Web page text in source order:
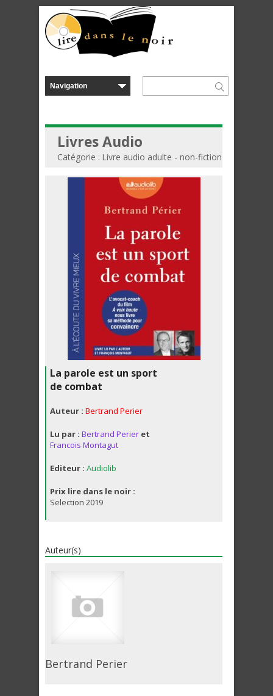
Livres Audio
Catégorie : Livre audio adulte - non-fiction
La parole est un sport
de combat
Auteur : Bertrand Perier
Lu par : Bertrand Perier et
Francois Montagut
Editeur : Audiolib
Prix lire dans le noir :
Selection 2019
Auteur(s)
Bertrand Perier